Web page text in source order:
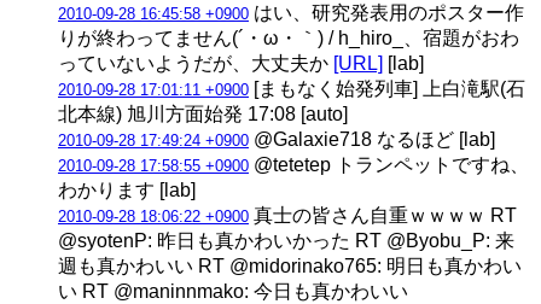
2010-09-28 16:45:58 +0900 はい、研究発表用のポスター作
りが終わってません(´・ω・｀) / h_hiro_、宿題がおわ
っていないようだが、大丈夫か [URL] [lab]
2010-09-28 17:01:11 +0900 [まもなく始発列車] 上白滝駅(石
北本線) 旭川方面始発 17:08 [auto]
2010-09-28 17:49:24 +0900 @Galaxie718 なるほど [lab]
2010-09-28 17:58:55 +0900 @tetetep トランペットですね、
わかります [lab]
2010-09-28 18:06:22 +0900 真士の皆さん自重ｗｗｗｗ RT
@syotenP: 昨日も真かわいかった RT @Byobu_P: 来
週も真かわいい RT @midorinako765: 明日も真かわい
い RT @maninnmako: 今日も真かわいい